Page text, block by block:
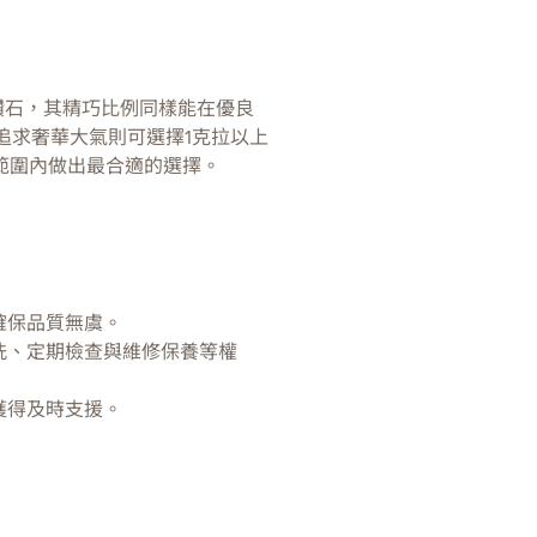
，其精巧比例同樣能在優良
奢華大氣則可選擇1克拉以上
內做出最合適的選擇。
品質無虞。
定期檢查與維修保養等權
及時支援。